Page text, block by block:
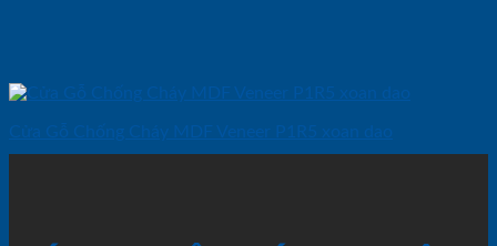
Cửa Gỗ Chống Cháy MDF Veneer P1R5 xoan dao